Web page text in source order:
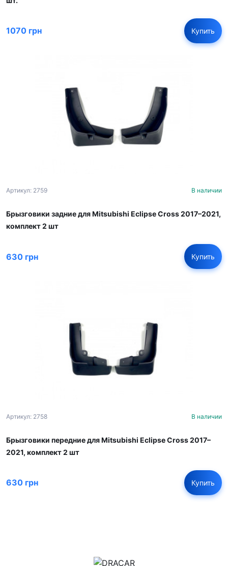
1070 грн Купить
Артикул: 2759 В наличии
Брызговики задние для Mitsubishi Eclipse Cross 2017–2021,
комплект 2 шт
630 грн Купить
Артикул: 2758 В наличии
Брызговики передние для Mitsubishi Eclipse Cross 2017–
2021, комплект 2 шт
630 грн Купить